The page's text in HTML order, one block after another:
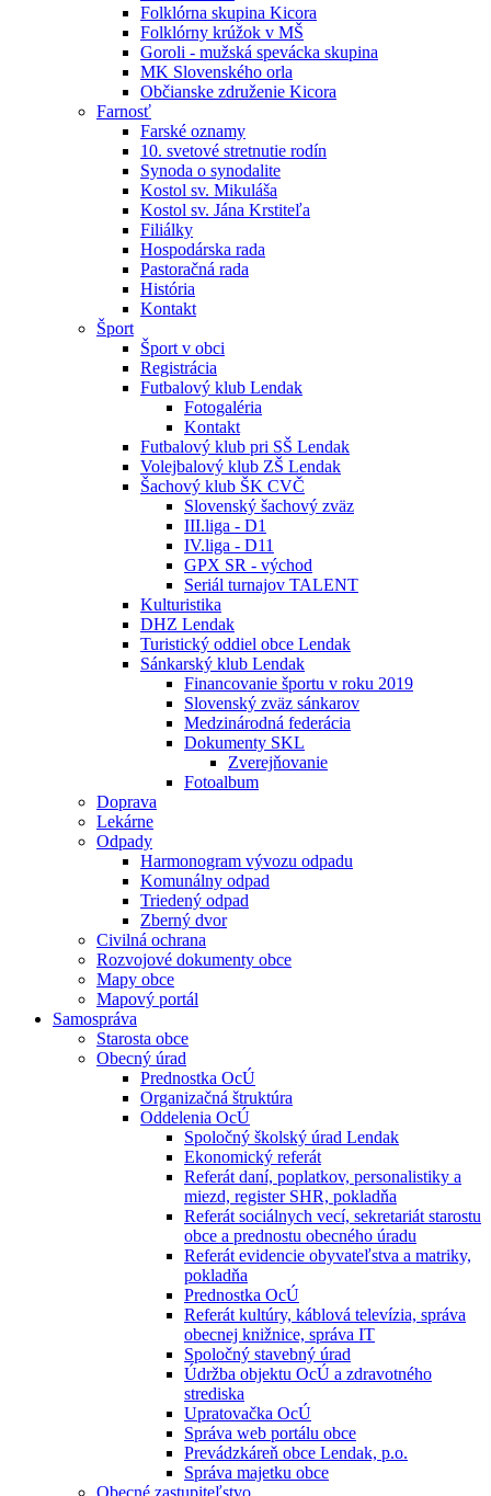
Folklórna skupina Kicora
Folklórny krúžok v MŠ
Goroli - mužská spevácka skupina
MK Slovenského orla
Občianske združenie Kicora
Farnosť
Farské oznamy
10. svetové stretnutie rodín
Synoda o synodalite
Kostol sv. Mikuláša
Kostol sv. Jána Krstiteľa
Filiálky
Hospodárska rada
Pastoračná rada
História
Kontakt
Šport
Šport v obci
Registrácia
Futbalový klub Lendak
Fotogaléria
Kontakt
Futbalový klub pri SŠ Lendak
Volejbalový klub ZŠ Lendak
Šachový klub ŠK CVČ
Slovenský šachový zväz
III.liga - D1
IV.liga - D11
GPX SR - východ
Seriál turnajov TALENT
Kulturistika
DHZ Lendak
Turistický oddiel obce Lendak
Sánkarský klub Lendak
Financovanie športu v roku 2019
Slovenský zväz sánkarov
Medzinárodná federácia
Dokumenty SKL
Zverejňovanie
Fotoalbum
Doprava
Lekárne
Odpady
Harmonogram vývozu odpadu
Komunálny odpad
Triedený odpad
Zberný dvor
Civilná ochrana
Rozvojové dokumenty obce
Mapy obce
Mapový portál
Samospráva
Starosta obce
Obecný úrad
Prednostka OcÚ
Organizačná štruktúra
Oddelenia OcÚ
Spoločný školský úrad Lendak
Ekonomický referát
Referát daní, poplatkov, personalistiky a
miezd, register SHR, pokladňa
Referát sociálnych vecí, sekretariát starostu
obce a prednostu obecného úradu
Referát evidencie obyvateľstva a matriky,
pokladňa
Prednostka OcÚ
Referát kultúry, káblová televízia, správa
obecnej knižnice, správa IT
Spoločný stavebný úrad
Údržba objektu OcÚ a zdravotného
strediska
Upratovačka OcÚ
Správa web portálu obce
Prevádzkáreň obce Lendak, p.o.
Správa majetku obce
Obecné zastupiteľstvo